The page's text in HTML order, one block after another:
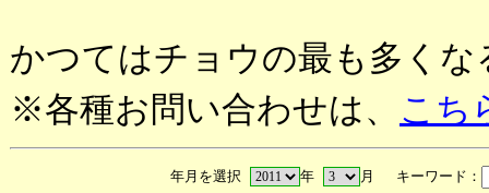
かつてはチョウの最も多く
※各種お問い合わせは、 こち
年月を選択 年 月 キーワード：